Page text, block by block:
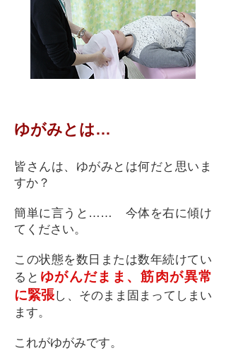
ゆがみとは…
皆さんは、ゆがみとは何だと思いま
すか？
簡単に言うと…… 今体を右に傾け
てください。
この状態を数日または数年続けてい
ると ゆがんだまま、筋肉が異常
に緊張し、そのまま固まってしまい
ます。
これがゆがみです。